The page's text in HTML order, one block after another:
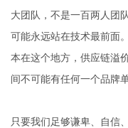
大团队，不是一百两人团
可能永远站在技术最前面
本在这个地方，供应链溢
间不可能有任何一个品牌
只要我们足够谦卑、自信